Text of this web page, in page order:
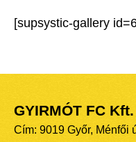
[supsystic-gallery
GYIRMÓT FC Kft.
Cím: 9019 Győr, Ménfői